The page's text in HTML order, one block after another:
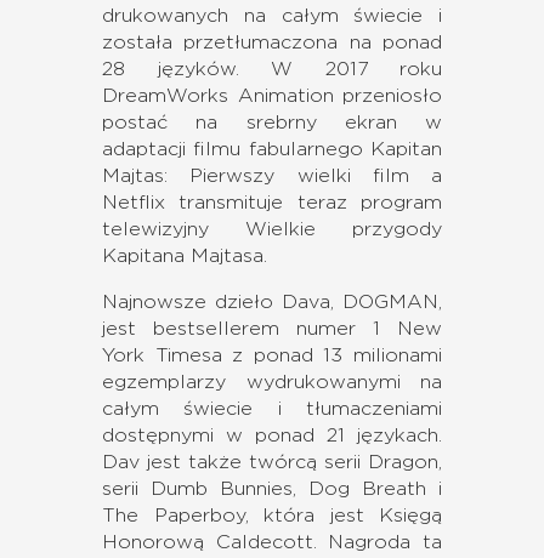
drukowanych na całym świecie i
została przetłumaczona na ponad
28 języków. W 2017 roku
DreamWorks Animation przeniosło
postać na srebrny ekran w
adaptacji filmu fabularnego Kapitan
Majtas: Pierwszy wielki film a
Netflix transmituje teraz program
telewizyjny Wielkie przygody
Kapitana Majtasa.
Najnowsze dzieło Dava, DOGMAN,
jest bestsellerem numer 1 New
York Timesa z ponad 13 milionami
egzemplarzy wydrukowanymi na
całym świecie i tłumaczeniami
dostępnymi w ponad 21 językach.
Dav jest także twórcą serii Dragon,
serii Dumb Bunnies, Dog Breath i
The Paperboy, która jest Księgą
Honorową Caldecott. Nagroda ta